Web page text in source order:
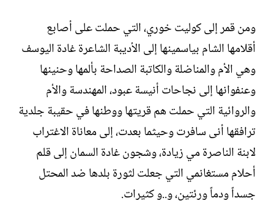
ومن قمر إلى كوليت خوري، التي حملت على أصابع
أقلامها الشام بياسمينها إلى الأديبة الشاعرة غادة اليوسف
وهي الأم والمناضلة والكاتبة الصداحة بألمها وحنينها
وعنفوانها إلى نجاحات أنيسة عبود، المهندسة والأم
والروائية التي حملت هم قريتها ووطنها في حقيبة جلدية
ترافقها أنى سافرت وحيثما بعدت، إلى معاناة الاغتراب
لابنة الناصرة مي زيادة، وشجون غادة السمان إلى قلم
أحلام مستغانمي التي جعلت لثورة بلدها ضد المحتل
جسداً ودماً ورئتين، و..و كثيرات.